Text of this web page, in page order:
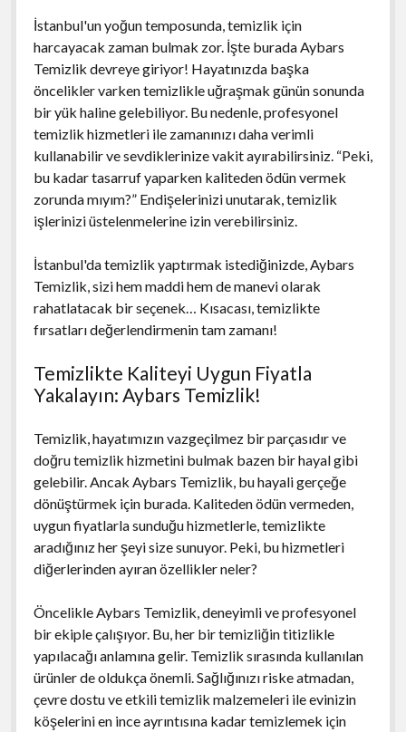
İstanbul'un yoğun temposunda, temizlik için
harcayacak zaman bulmak zor. İşte burada Aybars
Temizlik devreye giriyor! Hayatınızda başka
öncelikler varken temizlikle uğraşmak günün sonunda
bir yük haline gelebiliyor. Bu nedenle, profesyonel
temizlik hizmetleri ile zamanınızı daha verimli
kullanabilir ve sevdiklerinize vakit ayırabilirsiniz. “Peki,
bu kadar tasarruf yaparken kaliteden ödün vermek
zorunda mıyım?” Endişelerinizi unutarak, temizlik
işlerinizi üstelenmelerine izin verebilirsiniz.
İstanbul'da temizlik yaptırmak istediğinizde, Aybars
Temizlik, sizi hem maddi hem de manevi olarak
rahatlatacak bir seçenek… Kısacası, temizlikte
fırsatları değerlendirmenin tam zamanı!
Temizlikte Kaliteyi Uygun Fiyatla
Yakalayın: Aybars Temizlik!
Temizlik, hayatımızın vazgeçilmez bir parçasıdır ve
doğru temizlik hizmetini bulmak bazen bir hayal gibi
gelebilir. Ancak Aybars Temizlik, bu hayali gerçeğe
dönüştürmek için burada. Kaliteden ödün vermeden,
uygun fiyatlarla sunduğu hizmetlerle, temizlikte
aradığınız her şeyi size sunuyor. Peki, bu hizmetleri
diğerlerinden ayıran özellikler neler?
Öncelikle Aybars Temizlik, deneyimli ve profesyonel
bir ekiple çalışıyor. Bu, her bir temizliğin titizlikle
yapılacağı anlamına gelir. Temizlik sırasında kullanılan
ürünler de oldukça önemli. Sağlığınızı riske atmadan,
çevre dostu ve etkili temizlik malzemeleri ile evinizin
köşelerini en ince ayrıntısına kadar temizlemek için